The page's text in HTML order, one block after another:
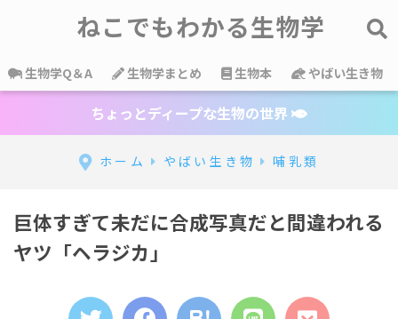
ねこでもわかる生物学
生物学Q＆A 生物学まとめ 生物本 やばい生き物
ちょっとディープな生物の世界
ホーム やばい生き物 哺乳類
巨体すぎて未だに合成写真だと間違われる
ヤツ「ヘラジカ」